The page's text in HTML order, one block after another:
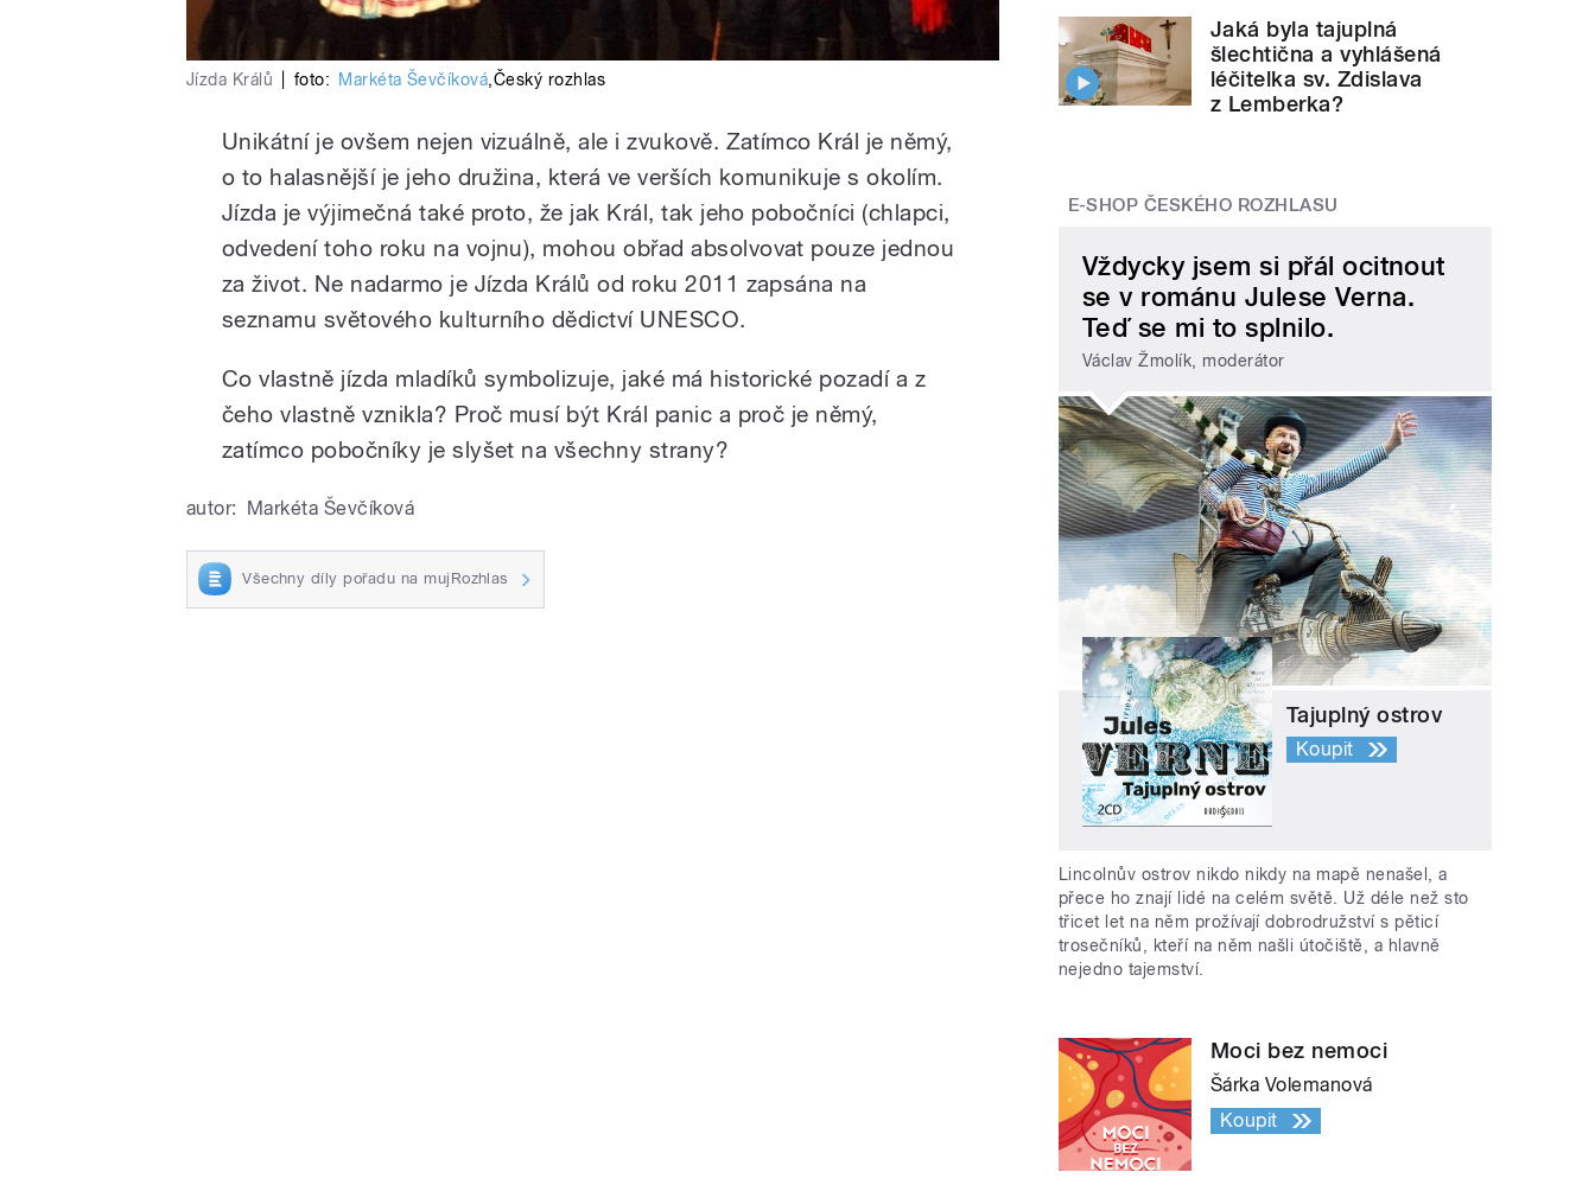
Jízda Králů foto: Markéta Ševčíková,Český rozhlas
Unikátní je ovšem nejen vizuálně, ale i zvukově. Zatímco Král je němý,
o to halasnější je jeho družina, která ve verších komunikuje s okolím.
Jízda je výjimečná také proto, že jak Král, tak jeho pobočníci (chlapci,
odvedení toho roku na vojnu), mohou obřad absolvovat pouze jednou
za život. Ne nadarmo je Jízda Králů od roku 2011 zapsána na
seznamu světového kulturního dědictví UNESCO.
Co vlastně jízda mladíků symbolizuje, jaké má historické pozadí a z
čeho vlastně vznikla? Proč musí být Král panic a proč je němý,
zatímco pobočníky je slyšet na všechny strany?
autor: Markéta Ševčíková
Všechny díly pořadu na mujRozhlas
Jaká byla tajuplná
šlechtična a vyhlášená
léčitelka sv. Zdislava
z Lemberka?
E-SHOP ČESKÉHO ROZHLASU
Vždycky jsem si přál ocitnout
se v románu Julese Verna.
Teď se mi to splnilo.
Václav Žmolík, moderátor
Tajuplný ostrov
Koupit
Lincolnův ostrov nikdo nikdy na mapě nenašel, a
přece ho znají lidé na celém světě. Už déle než sto
třicet let na něm prožívají dobrodružství s pěticí
trosečníků, kteří na něm našli útočiště, a hlavně
nejedno tajemství.
Moci bez nemoci
Šárka Volemanová
Koupit